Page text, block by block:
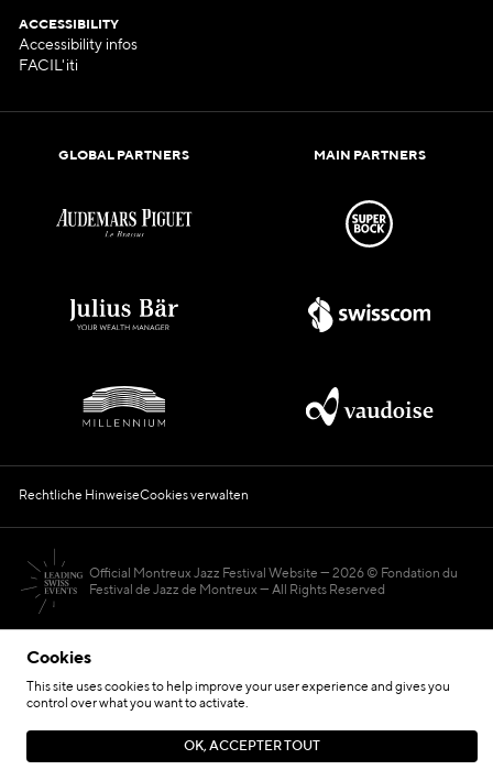
Cookies
This site uses cookies to help improve your user experience and gives you
control over what you want to activate.
OK, ACCEPTER TOUT
ACCESSIBILITY
Accessibility infos
FACIL'iti
GLOBAL PARTNERS MAIN PARTNERS
Rechtliche HinweiseCookies verwalten
Official Montreux Jazz Festival Website
2026 © Fondation du
Festival de Jazz de Montreux — All Rights Reserved
Hosted by